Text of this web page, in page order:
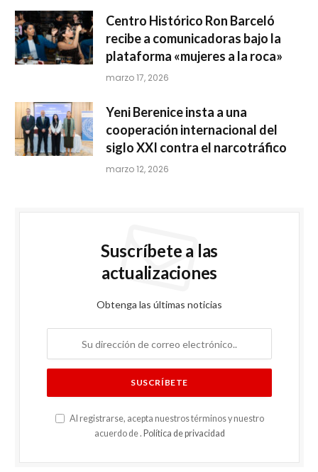
Centro Histórico Ron Barceló
recibe a comunicadoras bajo la
plataforma «mujeres a la roca»
marzo 17, 2026
Yeni Berenice insta a una
cooperación internacional del
siglo XXI contra el narcotráfico
marzo 12, 2026
Suscríbete a las
actualizaciones
Obtenga las últimas noticias
Al registrarse, acepta nuestros términos y nuestro
acuerdo de . Política de privacidad